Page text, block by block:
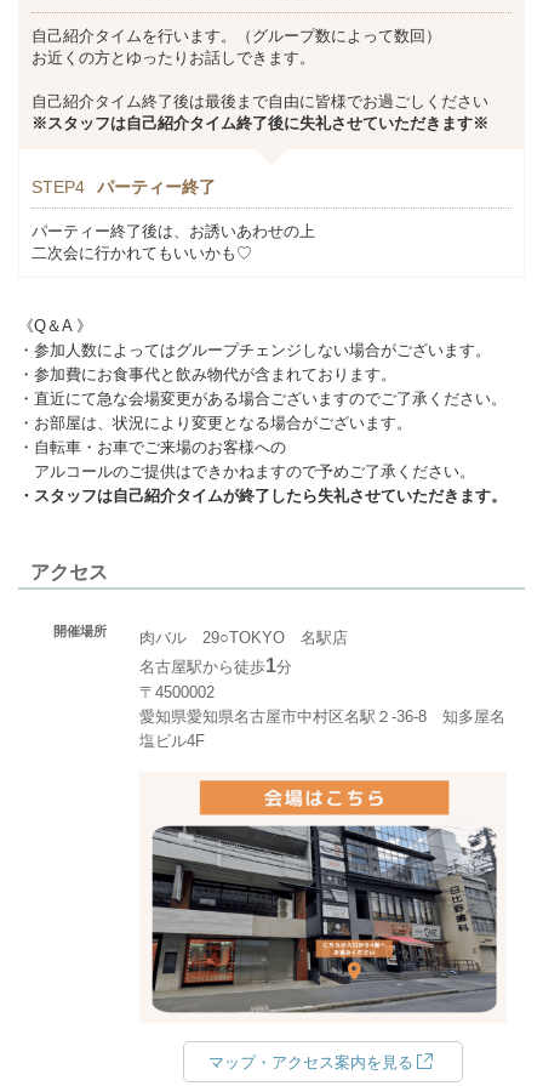
自己紹介タイムを行います。（グループ数によって数回）
お近くの方とゆったりお話しできます。
自己紹介タイム終了後は最後まで自由に皆様でお過ごしください
※スタッフは自己紹介タイム終了後に失礼させていただきます※
STEP4 パーティー終了
パーティー終了後は、お誘いあわせの上
二次会に行かれてもいいかも♡
《Q＆A 》
・参加人数によってはグループチェンジしない場合がございます。
・参加費にお食事代と飲み物代が含まれております。
・直近にて急な会場変更がある場合ございますのでご了承ください。
・お部屋は、状況により変更となる場合がございます。
・自転車・お車でご来場のお客様への
アルコールのご提供はできかねますので予めご了承ください。
・スタッフは自己紹介タイムが終了したら失礼させていただきます。
アクセス
開催場所
肉バル 29○TOKYO 名駅店
名古屋駅から徒歩1分
〒4500002
愛知県愛知県名古屋市中村区名駅２-36-8 知多屋名
塩ビル4F
マップ・アクセス案内を見る